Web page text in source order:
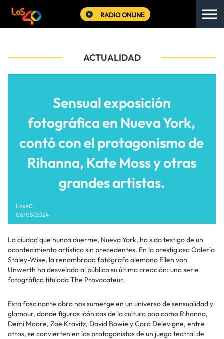
RADIO ONLINE
ACTUALIDAD
Sensual exposición
fotográfica en Nueva York,
contó con el protagonismo de
Rihanna, Kate Moss y otras
grandes artistas.
Los40
06/05/2024
La ciudad que nunca duerme, Nueva York, ha sido testigo de un
acontecimiento artístico sin precedentes. En la prestigiosa Galería
Staley-Wise, la renombrada fotógrafa alemana Ellen von
Unwerth ha desvelado al público su última creación: una serie
fotográfica titulada The Provocateur.
Esta fascinante obra nos sumerge en un universo de sensualidad y
glamour, donde figuras icónicas de la cultura pop como Rihanna,
Demi Moore, Zoë Kravitz, David Bowie y Cara Delevigne, entre
otros, se convierten en los protagonistas de un juego teatral de